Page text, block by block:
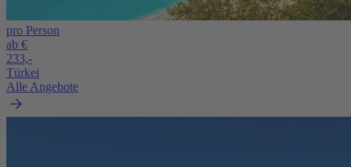
pro Person
ab €
233,-
Türkei
Alle Angebote